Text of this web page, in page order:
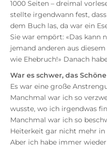
1000 Seiten – dreimal
stellte irgendwann fest,
dem Buch las, da war ein
Sie war empört: «Das kann
jemand anderen aus
wie Ehebruch!» Danach
War es schwer, das
Es war eine große
Manchmal war ich so
wusste, wo ich irgendwas
Manchmal war ich so
Heiterkeit gar nicht mehr
Aber ich habe immer